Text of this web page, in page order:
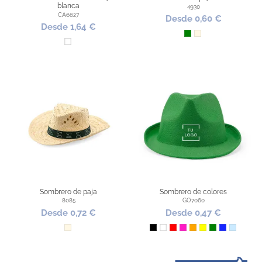
blanca
CA6627
Desde 1,64 €
Blanco
4930
Desde 0,60 €
VerdeNatural
Sombrero de paja
8085
Desde 0,72 €
Natural
Sombrero de colores
GO7060
Desde 0,47 €
NegroBlanco
RojoFucsiaNaranja
Amarillo
VerdeAzul Royal
Azul